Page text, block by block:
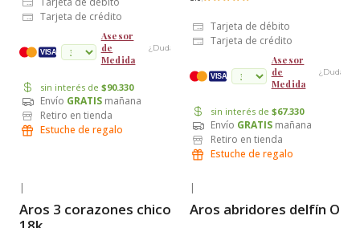
Tarjeta de crédito
VISA
Asesor
de
Medida
¿Dudas?
sin interés de $90.330
Envío GRATIS mañana
Retiro en tienda
Estuche de regalo
Tarjeta de débito
Tarjeta de crédito
VISA
Asesor
de
Medida
¿Dudas?
sin interés de $67.330
Envío GRATIS mañana
Retiro en tienda
Estuche de regalo
Envío Gratis
|
Aros 3 corazones chicos OroEnvío Gratis
|
Aros abridores delfín Oro